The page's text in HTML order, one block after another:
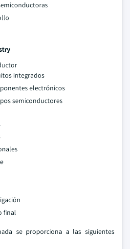
integrados
electrónicos
semiconductores
final
se proporciona a las siguientes